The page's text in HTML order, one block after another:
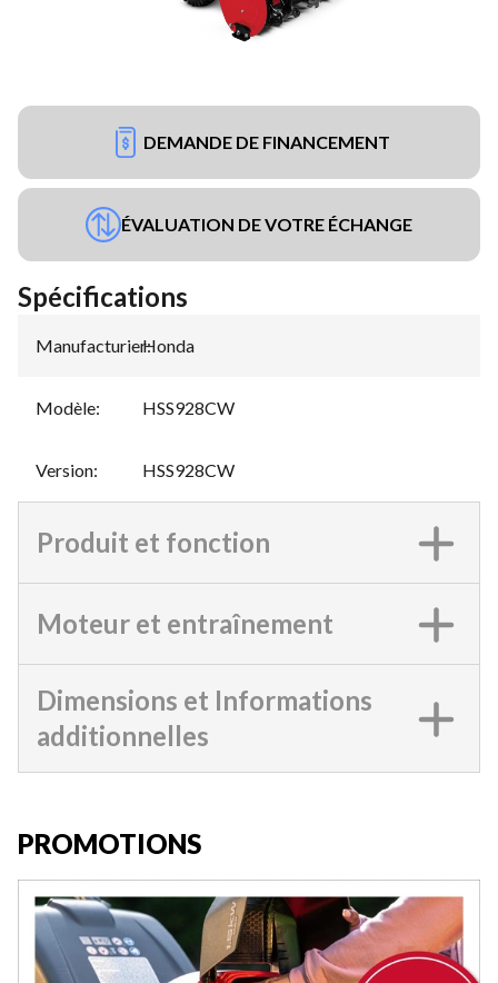
DEMANDE DE FINANCEMENT
ÉVALUATION DE VOTRE ÉCHANGE
Spécifications
Manufacturier:
Honda
Modèle: HSS928CW
Version: HSS928CW
Produit et fonction
Moteur et entraînement
Dimensions et Informations
additionnelles
PROMOTIONS